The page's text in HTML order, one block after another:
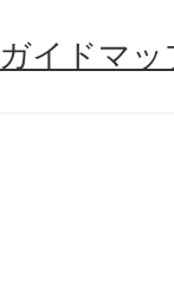
イドマッ